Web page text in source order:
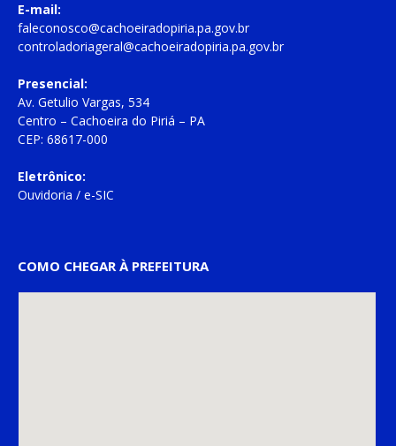
E-mail:
faleconosco@cachoeiradopiria.pa.gov.br
controladoriageral@cachoeiradopiria.pa.gov.br
Presencial:
Av. Getulio Vargas, 534
Centro – Cachoeira do Piriá – PA
CEP: 68617-000
Eletrônico:
Ouvidoria / e-SIC
COMO CHEGAR À PREFEITURA